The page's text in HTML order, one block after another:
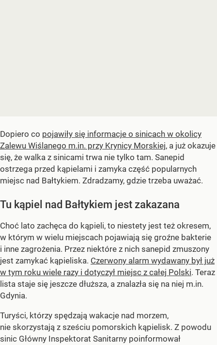
Dopiero co pojawiły się informacje o sinicach w okolicy
Zalewu Wiślanego m.in. przy Krynicy Morskiej, a już okazuje
się, że walka z sinicami trwa nie tylko tam. Sanepid
ostrzega przed kąpielami i zamyka część popularnych
miejsc nad Bałtykiem. Zdradzamy, gdzie trzeba uważać.
Tu kąpiel nad Bałtykiem jest zakazana
Choć lato zachęca do kąpieli, to niestety jest też okresem,
w którym w wielu miejscach pojawiają się groźne bakterie
i inne zagrożenia. Przez niektóre z nich sanepid zmuszony
jest zamykać kąpieliska. Czerwony alarm wydawany był już
w tym roku wiele razy i dotyczył miejsc z całej Polski. Teraz
lista staje się jeszcze dłuższa, a znalazła się na niej m.in.
Gdynia.
Turyści, którzy spędzają wakacje nad morzem,
nie skorzystają z sześciu pomorskich kąpielisk. Z powodu
sinic Główny Inspektorat Sanitarny poinformował